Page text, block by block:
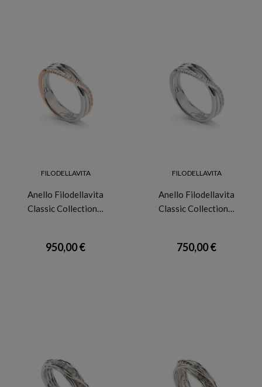
FILODELLAVITA
Anello Filodellavita
Classic Collection…
950,00 €
FILODELLAVITA
Anello Filodellavita
Classic Collection…
750,00 €